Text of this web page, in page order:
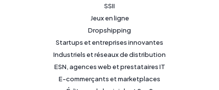
SSII
Jeux en ligne
Dropshipping
Startups et entreprises innovantes
Industriels et réseaux de distribution
ESN, agences web et prestataires IT
E-commerçants et marketplaces